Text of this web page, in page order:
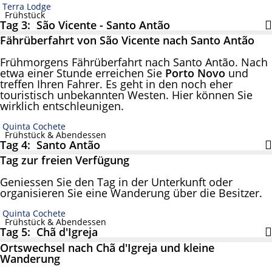
Terra Lodge
Frühstück
Tag 3: São Vicente - Santo Antão
Fährüberfahrt von São Vicente nach Santo Antão
Frühmorgens Fährüberfahrt nach Santo Antão. Nach
etwa einer Stunde erreichen Sie Porto Novo und
treffen Ihren Fahrer. Es geht in den noch eher
touristisch unbekannten Westen. Hier können Sie
wirklich entschleunigen.
Quinta Cochete
Frühstück & Abendessen
Tag 4: Santo Antão
Tag zur freien Verfügung
Geniessen Sie den Tag in der Unterkunft oder
organisieren Sie eine Wanderung über die Besitzer.
Quinta Cochete
Frühstück & Abendessen
Tag 5: Chã d'Igreja
Ortswechsel nach Chã d'Igreja und kleine
Wanderung